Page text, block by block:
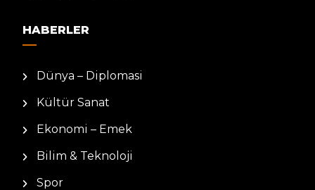
HABERLER
Dünya – Diplomasi
Kültür Sanat
Ekonomi – Emek
Bilim & Teknoloji
Spor